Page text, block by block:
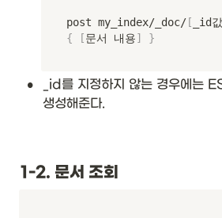
post my_index/_doc/ [ _id값
{
[문서 내용] }
•
_id를 지정하지 않는 경우에는
생성해준다.
1-2. 문서 조회